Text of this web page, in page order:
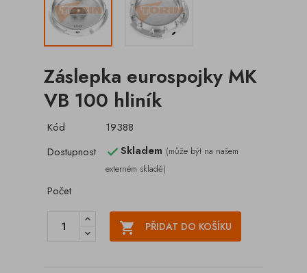
Záslepka eurospojky MK
VB 100 hliník
Kód
19388
Dostupnost
Skladem (může být na našem
externém skladě)
Počet
 PŘIDAT DO KOŠÍKU